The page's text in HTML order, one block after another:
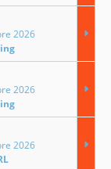
2026
2026
2026